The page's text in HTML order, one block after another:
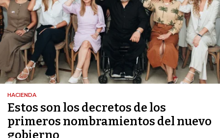
HACIENDA
Estos son los decretos de los
primeros nombramientos del nuevo
gobierno